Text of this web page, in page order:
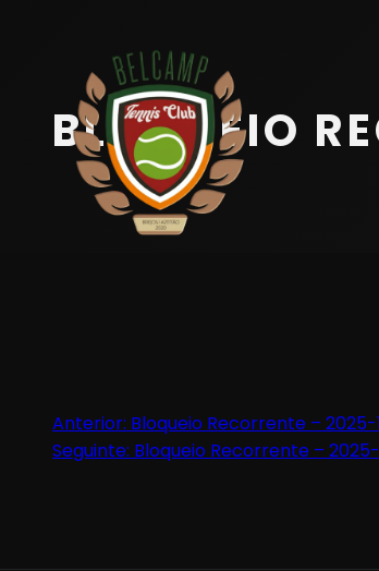
Equipa
Serviços
Parceiros
Beach Tennis
BLOQUEIO
Navegação
de
Anterior: Bloqueio Recorrente – 2025-
Seguinte: Bloqueio Recorrente – 2025-